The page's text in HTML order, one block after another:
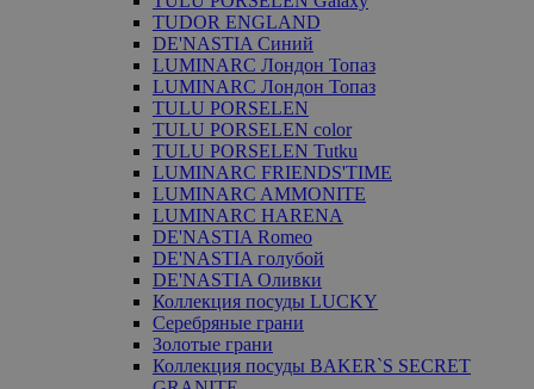
TUDOR ENGLAND
DE'NASTIA Синий
LUMINARC Лондон Топаз
LUMINARC Лондон Топаз
TULU PORSELEN
TULU PORSELEN color
TULU PORSELEN Tutku
LUMINARC FRIENDS'TIME
LUMINARC AMMONITE
LUMINARC HARENA
DE'NASTIA Romeo
DE'NASTIA голубой
DE'NASTIA Оливки
Коллекция посуды LUCKY
Серебряные грани
Золотые грани
Коллекция посуды BAKER`S SECRET